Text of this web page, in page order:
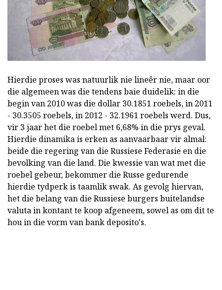
Hierdie proses was natuurlik nie lineêr nie, maar oor
die algemeen was die tendens baie duidelik: in die
begin van 2010 was die dollar 30.1851 roebels, in 2011
- 30.3505 roebels, in 2012 - 32.1961 roebels werd. Dus,
vir 3 jaar het die roebel met 6,68% in die prys geval.
Hierdie dinamika is erken as aanvaarbaar vir almal:
beide die regering van die Russiese Federasie en die
bevolking van die land. Die kwessie van wat met die
roebel gebeur, bekommer die Russe gedurende
hierdie tydperk is taamlik swak. As gevolg hiervan,
het die belang van die Russiese burgers buitelandse
valuta in kontant te koop afgeneem, sowel as om dit te
hou in die vorm van bank deposito's.